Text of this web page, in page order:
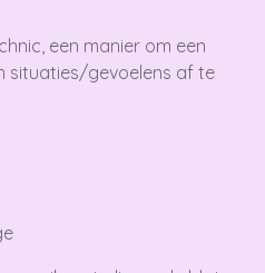
een manier om een
situaties/gevoelens af te